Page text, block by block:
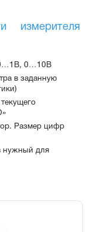
измерителя
0…10В
в заданную
Размер цифр
нужный для